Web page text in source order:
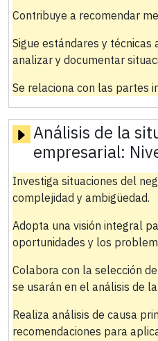
Contribuye a recomendar
Sigue estándares y técnicas
analizar y documentar
Se relaciona con las partes
Análisis de la
empresarial:
Investiga situaciones del
complejidad y ambigüedad.
Adopta una visión integral
oportunidades y los
Colabora con la selección
se usarán en el análisis de
Realiza análisis de causa
recomendaciones para